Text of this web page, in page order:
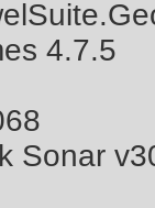
4.7.5
Sonar